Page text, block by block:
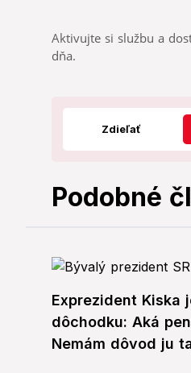
Aktivujte si službu a
dňa.
Zdieľať
Podobné
Exprezident Kiska
dôchodku: Aká
Nemám dôvod ju